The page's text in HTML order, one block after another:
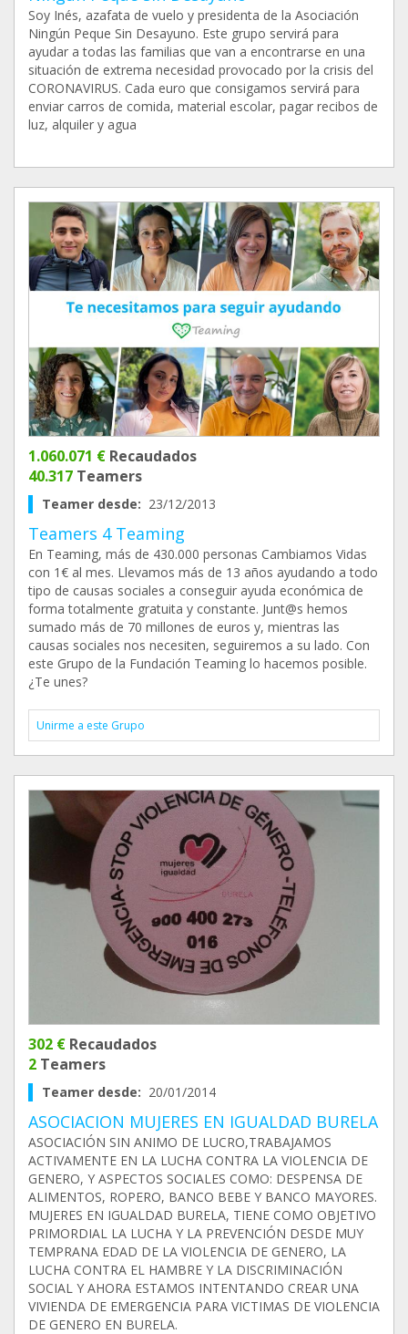
Soy Inés, azafata de vuelo y presidenta de la Asociación
Ningún Peque Sin Desayuno. Este grupo servirá para
ayudar a todas las familias que van a encontrarse en una
situación de extrema necesidad provocado por la crisis del
CORONAVIRUS. Cada euro que consigamos servirá para
enviar carros de comida, material escolar, pagar recibos de
luz, alquiler y agua
1.060.071 € Recaudados
40.317 Teamers
Teamer desde: 23/12/2013
Teamers 4 Teaming
En Teaming, más de 430.000 personas Cambiamos Vidas
con 1€ al mes. Llevamos más de 13 años ayudando a todo
tipo de causas sociales a conseguir ayuda económica de
forma totalmente gratuita y constante. Junt@s hemos
sumado más de 70 millones de euros y, mientras las
causas sociales nos necesiten, seguiremos a su lado. Con
este Grupo de la Fundación Teaming lo hacemos posible.
¿Te unes?
Unirme a este Grupo
302 € Recaudados
2 Teamers
Teamer desde: 20/01/2014
ASOCIACION MUJERES EN IGUALDAD BURELA
ASOCIACIÓN SIN ANIMO DE LUCRO,TRABAJAMOS
ACTIVAMENTE EN LA LUCHA CONTRA LA VIOLENCIA DE
GENERO, Y ASPECTOS SOCIALES COMO: DESPENSA DE
ALIMENTOS, ROPERO, BANCO BEBE Y BANCO MAYORES.
MUJERES EN IGUALDAD BURELA, TIENE COMO OBJETIVO
PRIMORDIAL LA LUCHA Y LA PREVENCIÓN DESDE MUY
TEMPRANA EDAD DE LA VIOLENCIA DE GENERO, LA
LUCHA CONTRA EL HAMBRE Y LA DISCRIMINACIÓN
SOCIAL Y AHORA ESTAMOS INTENTANDO CREAR UNA
VIVIENDA DE EMERGENCIA PARA VICTIMAS DE VIOLENCIA
DE GENERO EN BURELA.